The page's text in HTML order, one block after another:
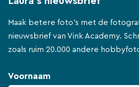
Maak betere foto's met de
nieuwsbrief van Vink Academy.
zoals ruim 20.000 andere
Voornaam